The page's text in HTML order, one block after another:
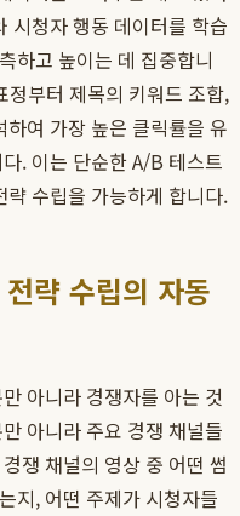
시청자 행동 데이터를 학습
하고 높이는 데 집중합니
정부터 제목의 키워드 조합,
여 가장 높은 클릭률을 유
. 이는 단순한 A/B 테스트
수립을 가능하게 합니다.
략 수립의 자동
아니라 경쟁자를 아는 것
아니라 주요 경쟁 채널들
쟁 채널의 영상 중 어떤 썸
지, 어떤 주제가 시청자들